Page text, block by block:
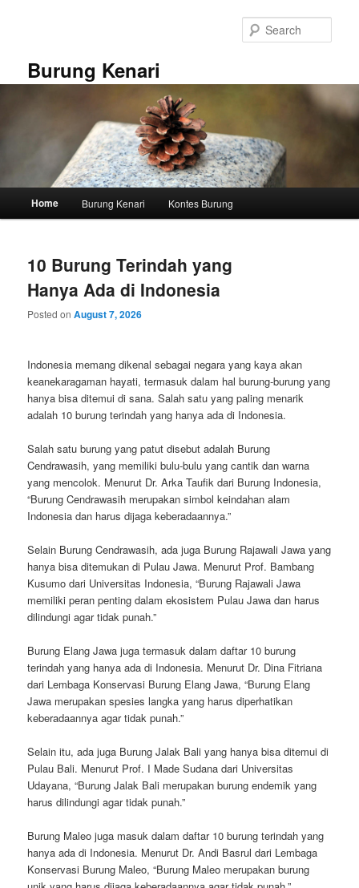
Burung Kenari
Home Burung Kenari Kontes Burung
10 Burung Terindah yang
Hanya Ada di Indonesia
Posted onAugust 7, 2026
Indonesia memang dikenal sebagai negara yang kaya akan
keanekaragaman hayati, termasuk dalam hal burung-burung yang
hanya bisa ditemui di sana. Salah satu yang paling menarik
adalah 10 burung terindah yang hanya ada di Indonesia.
Salah satu burung yang patut disebut adalah Burung
Cendrawasih, yang memiliki bulu-bulu yang cantik dan warna
yang mencolok. Menurut Dr. Arka Taufik dari Burung Indonesia,
“Burung Cendrawasih merupakan simbol keindahan alam
Indonesia dan harus dijaga keberadaannya.”
Selain Burung Cendrawasih, ada juga Burung Rajawali Jawa yang
hanya bisa ditemukan di Pulau Jawa. Menurut Prof. Bambang
Kusumo dari Universitas Indonesia, “Burung Rajawali Jawa
memiliki peran penting dalam ekosistem Pulau Jawa dan harus
dilindungi agar tidak punah.”
Burung Elang Jawa juga termasuk dalam daftar 10 burung
terindah yang hanya ada di Indonesia. Menurut Dr. Dina Fitriana
dari Lembaga Konservasi Burung Elang Jawa, “Burung Elang
Jawa merupakan spesies langka yang harus diperhatikan
keberadaannya agar tidak punah.”
Selain itu, ada juga Burung Jalak Bali yang hanya bisa ditemui di
Pulau Bali. Menurut Prof. I Made Sudana dari Universitas
Udayana, “Burung Jalak Bali merupakan burung endemik yang
harus dilindungi agar tidak punah.”
Burung Maleo juga masuk dalam daftar 10 burung terindah yang
hanya ada di Indonesia. Menurut Dr. Andi Basrul dari Lembaga
Konservasi Burung Maleo, “Burung Maleo merupakan burung